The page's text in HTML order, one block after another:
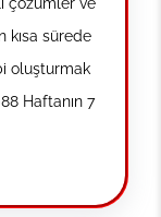
kısa sürede
oluşturmak
Haftanın 7